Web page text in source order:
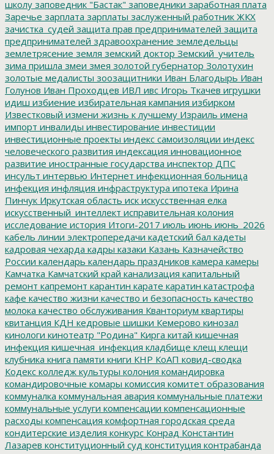
школу заповедник "Бастак" заповедники заработная плата
Заречье зарплата зарплаты заслуженный работник ЖКХ
зачистка_судей защита прав предпринимателей защита
предпринимателей здравоохранение земледельцы
землетрясение земля земский доктор Земский_учитель
зима пришла змеи змея золотой губернатор Золотухин
золотые медалисты зоозащитники Иван Благодырь Иван
Голунов Иван Проходцев ИВЛ ивс Игорь Ткачев игрушки
идиш избиение избирательная кампания избирком
Известковый измени жизнь к лучшему Израиль имена
импорт инвалиды инвестирование инвестиции
инвестиционные проекты индекс самоизоляции индекс
человеческого развития индексация инновационное
развитие иностранные государства инспектор ДПС
инсульт интервью Интернет инфекционная больница
инфекция инфляция инфраструктура ипотека Ирина
Пинчук Иркутская область иск искусственная елка
искусственный_интеллект исправительная колония
исследование история Итоги-2017 июль июнь июнь_2026
кабель линии электропередачи кадетский бал кадеты
кадровая чехарда кадры казаки Казань Казначейство
России календарь календарь праздников камера камеры
Камчатка Камчатский край канализация капитальный
ремонт капремонт карантин карате каратин катастрофа
кафе качество жизни качество и безопасность качество
молока качество обслуживания Кванториум квартиры
квитанция КДН кедровые шишки Кемерово кинозал
кинологи кинотеатр "Родина" Кирга китай кишечная
инфекция кишечная_инфекция кладбище клещ клещи
клубника книга памяти книги КНР КоАП ковид-сводка
Кодекс колледж культуры колония командировка
командировочные комары комиссия комитет образования
коммуналка коммунальная авария коммунальные платежи
коммунальные услуги компенсации компенсационные
расходы компенсация комфортная городская среда
кондитерские изделия конкурс Конрад Константин
Лазарев конституционный суд конституция контрабанда